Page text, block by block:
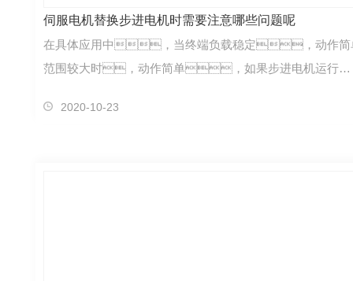
伺服电机替换步进电机时需要注意哪些问题呢
在具体应用中，当终端负载稳定，动作简
范围较大时，动作简单，如果步进电机运行…
2020-10-23